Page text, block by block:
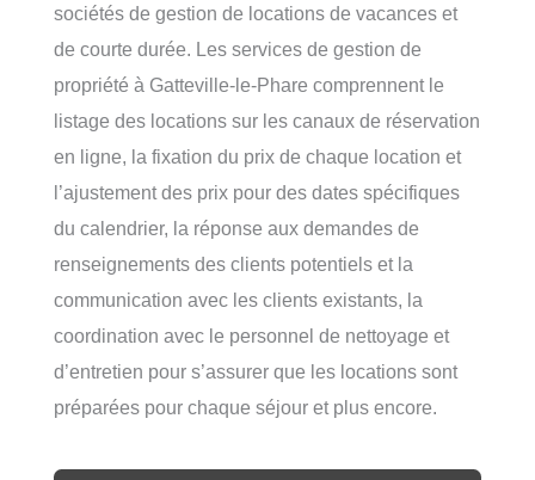
sociétés de gestion de locations de vacances et
de courte durée. Les services de gestion de
propriété à Gatteville-le-Phare comprennent le
listage des locations sur les canaux de réservation
en ligne, la fixation du prix de chaque location et
l’ajustement des prix pour des dates spécifiques
du calendrier, la réponse aux demandes de
renseignements des clients potentiels et la
communication avec les clients existants, la
coordination avec le personnel de nettoyage et
d’entretien pour s’assurer que les locations sont
préparées pour chaque séjour et plus encore.